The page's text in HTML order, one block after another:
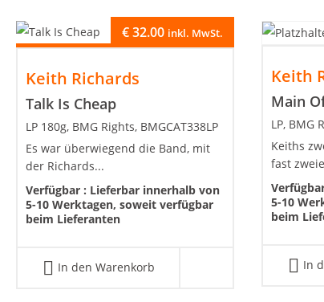
Keith Richards
Talk Is Cheap
€32.00 inkl. MwSt.
LP 180g, BMG Rights, BMGCAT338LP
Es war überwiegend die Band, mit
der Richards...
Verfügbar : Lieferbar innerhalb von
5-10 Werktagen, soweit verfügbar
beim Lieferanten
In den Warenkorb
Keith
Main
LP, BMG
Keiths
fast
5-10
beim
In